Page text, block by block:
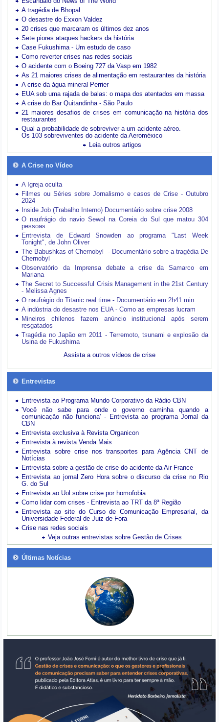
A tragédia de Bhopal
O desastre do Exxon Valdez
20 crises que marcaram os últimos dez anos
Sete piores ataques hackers da história
Case Fukushima - Um estudo de caso
Como reverter crises nas redes sociais
O acidente com o Boeing 727 da Vasp em 1982
As 21 maiores crises de alimentação em restaurantes da história
A crise da água mineral Perrier
EUA sob uma rajada de balas: o mapa dos atentados em massa
A crise do Bar Quitandinha - São Paulo
21 maiores desafios de crises em comunicação na história dos
restaurantes
Qual a probabilidade de sobreviver a um acidente aéreo.
Os 103 sobreviventes do acidente da Aeroméxico
Leia outros artigos
A Crise no Vídeo
A Igreja oculta
Filmes ou Séries sobre Jornalismo e casos de Crise - Outubro
2024
Inside Job (Trabalho Interno) Documentário sobre crise 2008
O naufrágio do navio Sewol na Coreia do Sul que matou 304
pessoas
Entrevista de Edward Snowden ao programa "Last Week
Tonight", de John Oliver
The Babushkas of Chernobyl - Documentário sobre a tragédia De
Chernobyl
Observatório da Imprensa debate a crise da Samarco em
Mariana
The Secret to Successful Crisis Management in the 21st Century
- Melissa Agnes
O naufrágio do Titanic real time - Documentário em 2h41 min
A indústria do desastre nos EUA - Como as empresas lucram
Mineiros chilenos fazem anúncio institucional após serem
resgatados
Tragédia no Japão em 2011 - Terremoto, tsunami e explosão da
Usina de Fukushima
Assista a outros vídeos de crise
Entrevistas
Entrevista ao Programa Mundo Corporativo da Rádio CBN
'Você não sabe para onde o governo caminha quando a
comunicação não funciona' - Entrevista ao programa Jornal da
CBN
Entrevista exclusiva à Revista Organicon
Entrevista à revista Venda Mais
Entrevista sobre crise nos transportes para Agência CNT de
Notícias
Entrevista sobre a gestão de crise do acidente da Air France
Entrevista ao jornal Zero Hora sobre o discurso da crise no Rio
G. do Sul
Entrevista ao Uol sobre crise por homofobia
Como lidar com crises - Entrevista ao TRT da 8ª Região
Entrevista ao site do Curso de Comunicação Empresarial, da
Universidade Federal de Juiz de Fora
Crise nas redes sociais
Veja outras entrevistas sobre Gestão de Crises
Últimas Notícias